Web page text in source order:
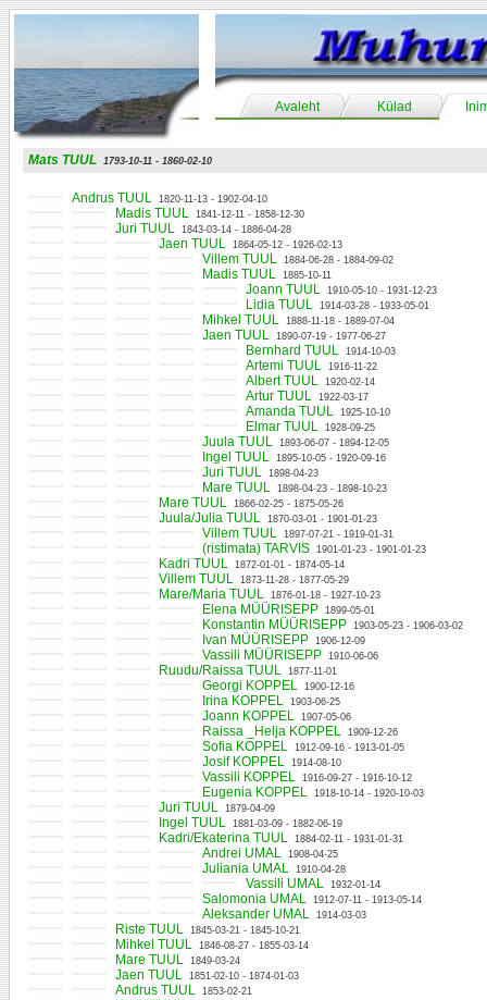
Avaleht Külad
Mats TUUL 1793-10-11 - 1860-02-10
Andrus TUUL 1820-11-13 - 1902-04-10
Madis TUUL 1841-12-11 - 1858-12-30
Juri TUUL 1843-03-14 - 1886-04-28
Jaen TUUL 1864-05-12 - 1926-02-13
Villem TUUL 1884-06-28 - 1884-09-02
Madis TUUL 1885-10-11
Joann TUUL 1910-05-10 - 1931-12-23
Lidia TUUL 1914-03-28 - 1933-05-01
Mihkel TUUL 1888-11-18 - 1889-07-04
Jaen TUUL 1890-07-19 - 1977-06-27
Bernhard TUUL 1914-10-03
Artemi TUUL 1916-11-22
Albert TUUL 1920-02-14
Artur TUUL 1922-03-17
Amanda TUUL 1925-10-10
Elmar TUUL 1928-09-25
Juula TUUL 1893-06-07 - 1894-12-05
Ingel TUUL 1895-10-05 - 1920-09-16
Juri TUUL 1898-04-23
Mare TUUL 1898-04-23 - 1898-10-23
Mare TUUL 1866-02-25 - 1875-05-26
Juula/Julia TUUL 1870-03-01 - 1901-01-23
Villem TUUL 1897-07-21 - 1919-01-31
(ristimata) TARVIS 1901-01-23 - 1901-01-23
Kadri TUUL 1872-01-01 - 1874-05-14
Villem TUUL 1873-11-28 - 1877-05-29
Mare/Maria TUUL 1876-01-18 - 1927-10-23
Elena MÜÜRISEPP 1899-05-01
Konstantin MÜÜRISEPP 1903-05-23 - 1906-03-02
Ivan MÜÜRISEPP 1906-12-09
Vassili MÜÜRISEPP 1910-06-06
Ruudu/Raissa TUUL 1877-11-01
Georgi KOPPEL 1900-12-16
Irina KOPPEL 1903-06-25
Joann KOPPEL 1907-05-06
Raissa _Helja KOPPEL 1909-12-26
Sofia KOPPEL 1912-09-16 - 1913-01-05
Josif KOPPEL 1914-08-10
Vassili KOPPEL 1916-09-27 - 1916-10-12
Eugenia KOPPEL 1918-10-14 - 1920-10-03
Juri TUUL 1879-04-09
Ingel TUUL 1881-03-09 - 1882-06-19
Kadri/Ekaterina TUUL 1884-02-11 - 1931-01-31
Andrei UMAL 1908-04-25
Juliania UMAL 1910-04-28
Vassili UMAL 1932-01-14
Salomonia UMAL 1912-07-11 - 1913-05-14
Aleksander UMAL 1914-03-03
Riste TUUL 1845-03-21 - 1845-10-21
Mihkel TUUL 1846-08-27 - 1855-03-14
Mare TUUL 1849-03-24
Jaen TUUL 1851-02-10 - 1874-01-03
Andrus TUUL 1853-02-21